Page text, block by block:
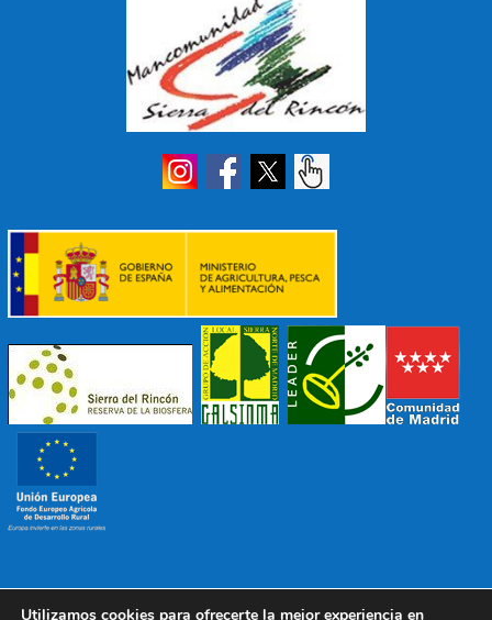
Utilizamos cookies para ofrecerte la mejor experiencia en